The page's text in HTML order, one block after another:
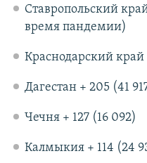
Ставропольский
время пандемии)
Краснодарский край
Дагестан + 205 (41
Чечня + 127 (16 092)
Калмыкия + 114 (24